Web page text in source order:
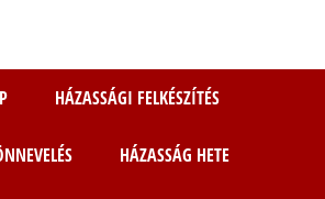
HÁZASSÁGI FELKÉSZÍTÉS
HÁZASSÁG HETE